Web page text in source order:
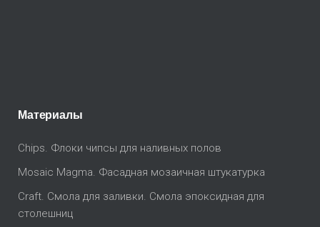
Материалы
Chips. Флоки чипсы для наливных полов
Mosaic Magma. Фасадная мозаичная штукатурка
Craft. Смола для заливки. Смола эпоксидная для
столешниц